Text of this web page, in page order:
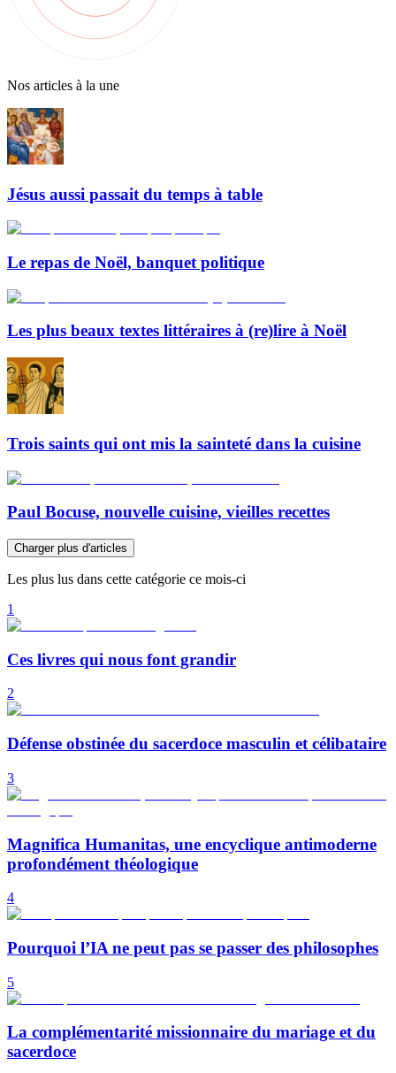
Nos articles à la une
Jésus aussi passait du temps à table
Le repas de Noël, banquet politique
Les plus beaux textes littéraires à (re)lire à Noël
Trois saints qui ont mis la sainteté dans la cuisine
Paul Bocuse, nouvelle cuisine, vieilles recettes
Charger plus d'articles
Les plus lus dans cette catégorie ce mois-ci
1
Ces livres qui nous font grandir
2
Défense obstinée du sacerdoce masculin et célibataire
3
Magnifica Humanitas, une encyclique antimoderne
profondément théologique
4
Pourquoi l’IA ne peut pas se passer des philosophes
5
La complémentarité missionnaire du mariage et du
sacerdoce